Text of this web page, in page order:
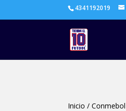
4341192019
Inicio /Conmebol